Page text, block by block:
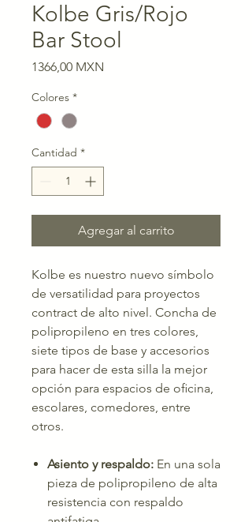
Kolbe Gris/Rojo
Bar Stool
1366,00 MXN
Colores *
Cantidad *
Agregar al carrito
Kolbe es nuestro nuevo símbolo
de versatilidad para proyectos
contract de alto nivel. Concha de
polipropileno en tres colores,
siete tipos de base y accesorios
para hacer de esta silla la mejor
opción para espacios de oﬁcina,
escolares, comedores, entre
otros.
Asiento y respaldo: En una sola
pieza de polipropileno de alta
resistencia con respaldo